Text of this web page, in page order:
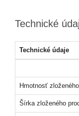
Technické
Technické údaje
Hmotnosť
Šírka zloženého